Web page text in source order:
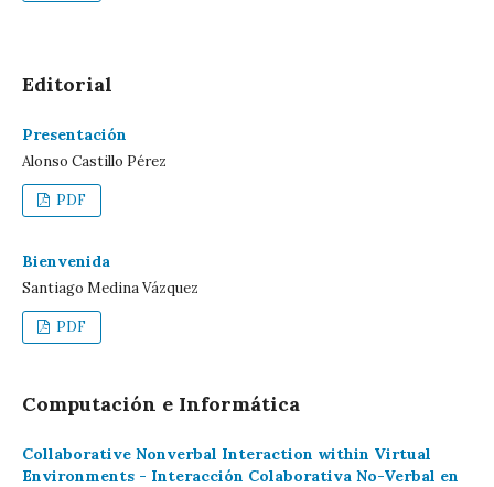
Editorial
Presentación
Alonso Castillo Pérez
PDF
Bienvenida
Santiago Medina Vázquez
PDF
Computación e Informática
Collaborative Nonverbal Interaction within Virtual
Environments - Interacción Colaborativa No-Verbal en